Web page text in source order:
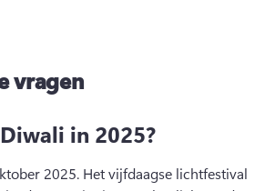
vragen
in 2025?
2025. Het vijfdaagse lichtfestival